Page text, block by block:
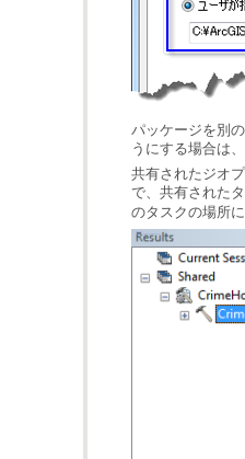
うにする場合は、
で、共有された
のタスクの場所